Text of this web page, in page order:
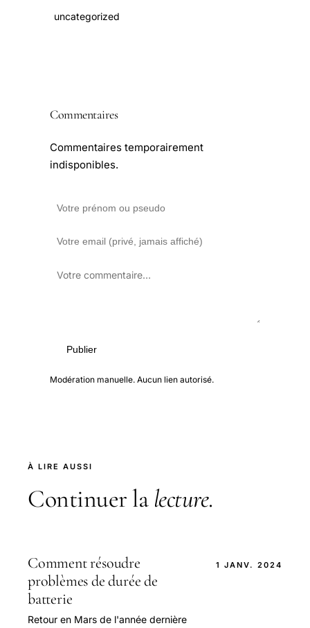
uncategorized
Commentaires
Commentaires temporairement
indisponibles.
Publier
Modération manuelle. Aucun lien autorisé.
À LIRE AUSSI
Continuer la lecture.
Comment résoudre
problèmes de durée de
batterie
Retour en Mars de l'année dernière
1 JANV. 2024